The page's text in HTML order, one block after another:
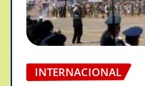
INTERNACIONAL